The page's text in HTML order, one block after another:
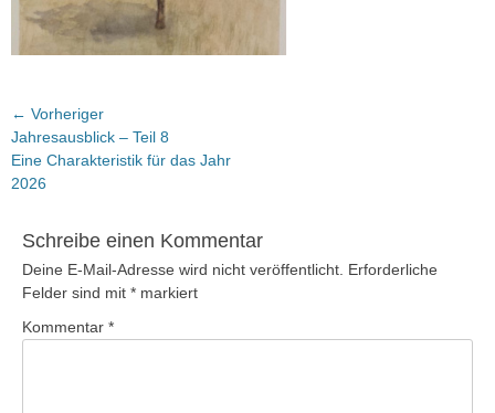
Beitragsnavigation
← Vorheriger
Vorheriger
Beitrag:
Jahresausblick – Teil 8
Eine Charakteristik für das Jahr
2026
Schreibe einen Kommentar
Deine E-Mail-Adresse wird nicht veröffentlicht. Erforderliche
Felder sind mit * markiert
Kommentar *